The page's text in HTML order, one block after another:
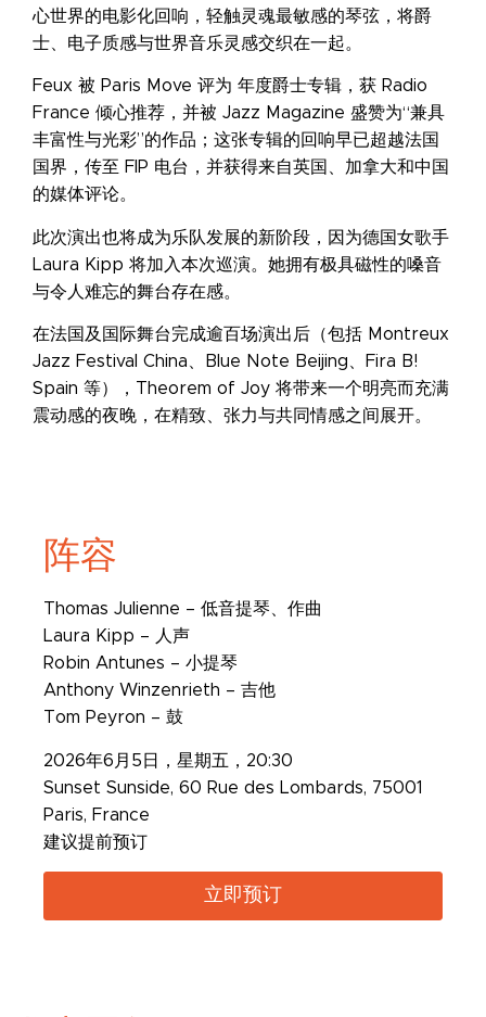
心世界的电影化回响，轻触灵魂最敏感的琴弦，将爵
士、电子质感与世界音乐灵感交织在一起。
Feux 被 Paris Move 评为 年度爵士专辑，获 Radio
France 倾心推荐，并被 Jazz Magazine 盛赞为“兼具
丰富性与光彩”的作品；这张专辑的回响早已超越法国
国界，传至 FIP 电台，并获得来自英国、加拿大和中国
的媒体评论。
此次演出也将成为乐队发展的新阶段，因为德国女歌手
Laura Kipp 将加入本次巡演。她拥有极具磁性的嗓音
与令人难忘的舞台存在感。
在法国及国际舞台完成逾百场演出后（包括 Montreux
Jazz Festival China、Blue Note Beijing、Fira B!
Spain 等），Theorem of Joy 将带来一个明亮而充满
震动感的夜晚，在精致、张力与共同情感之间展开。
阵容
Thomas Julienne – 低音提琴、作曲
Laura Kipp – 人声
Robin Antunes – 小提琴
Anthony Winzenrieth – 吉他
Tom Peyron – 鼓
2026年6月5日，星期五，20:30
Sunset Sunside, 60 Rue des Lombards, 75001
Paris, France
建议提前预订
立即预订